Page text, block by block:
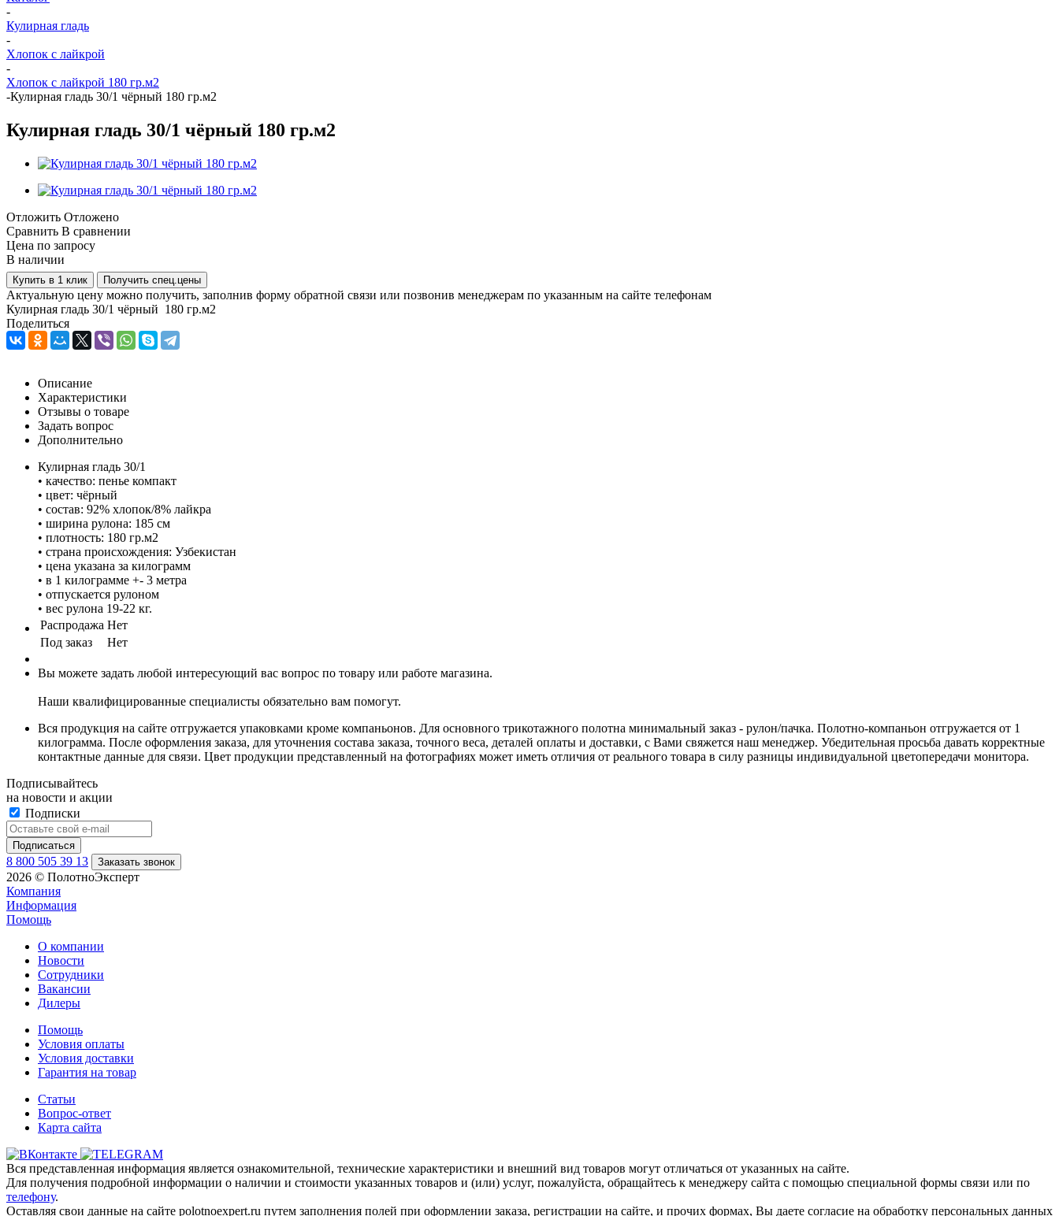
-
Кулирная гладь
-
Хлопок с лайкрой
-
Хлопок с лайкрой 180 гр.м2
-Кулирная гладь 30/1 чёрный 180 гр.м2
Кулирная гладь 30/1 чёрный 180 гр.м2
Отложить Отложено
Сравнить В сравнении
Цена по запросу
В наличии
Купить в 1 клик Получить спец.цены
Актуальную цену можно получить, заполнив форму обратной связи или позвонив менеджерам по указанным на сайте телефонам
Кулирная гладь 30/1 чёрный 180 гр.м2
Поделиться
Описание
Характеристики
Отзывы о товаре
Задать вопрос
Дополнительно
Кулирная гладь 30/1
• качество: пенье компакт
• цвет: чёрный
• состав: 92% хлопок/8% лайкра
• ширина рулона: 185 см
• плотность: 180 гр.м2
• страна происхождения: Узбекистан
• цена указана за килограмм
• в 1 килограмме +- 3 метра
• отпускается рулоном
• вес рулона 19-22 кг.
Распродажа Нет
Под заказ
Нет
Вы можете задать любой интересующий вас вопрос по товару или работе магазина.
Наши квалифицированные специалисты обязательно вам помогут.
Вся продукция на сайте отгружается упаковками кроме компаньонов. Для основного трикотажного полотна минимальный заказ - рулон/пачка. Полотно-компаньон отгружается от 1
килограмма. После оформления заказа, для уточнения состава заказа, точного веса, деталей оплаты и доставки, с Вами свяжется наш менеджер. Убедительная просьба давать корректные
контактные данные для связи. Цвет продукции представленный на фотографиях может иметь отличия от реального товара в силу разницы индивидуальной цветопередачи монитора.
Подписывайтесь
на новости и акции
Подписки
8 800 505 39 13 Заказать звонок
2026 © ПолотноЭксперт
Компания
Информация
Помощь
О компании
Новости
Сотрудники
Вакансии
Дилеры
Помощь
Условия оплаты
Условия доставки
Гарантия на товар
Статьи
Вопрос-ответ
Карта сайта
Вся представленная информация является ознакомительной, технические характеристики и внешний вид товаров могут отличаться от указанных на сайте.
Для получения подробной информации о наличии и стоимости указанных товаров и (или) услуг, пожалуйста, обращайтесь к менеджеру сайта с помощью специальной формы связи или по
телефону.
Оставляя свои данные на сайте polotnoexpert.ru путем заполнения полей при оформлении заказа, регистрации на сайте, и прочих формах, Вы даете согласие на обработку персональных данных